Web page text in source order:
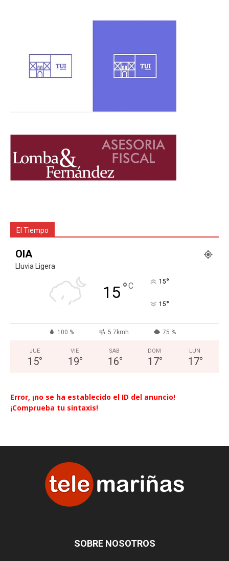
El Tiempo
OIA
Lluvia Ligera
15°C 15°
15°
100 % 5.7kmh 75 %
JUE
15°
VIE
19°
SAB
16°
DOM
17°
LUN
17°
Error, ¡no se ha establecido el ID del anuncio!
¡Comprueba tu sintaxis!
SOBRE NOSOTROS